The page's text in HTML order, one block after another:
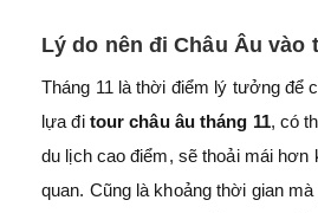
Lý do nên đi Châu Âu vào
Tháng 11 là thời điểm lý tưởng để
lựa đi tour châu âu tháng 11, có
du lịch cao điểm, sẽ thoải mái hơn
quan. Cũng là khoảng thời gian